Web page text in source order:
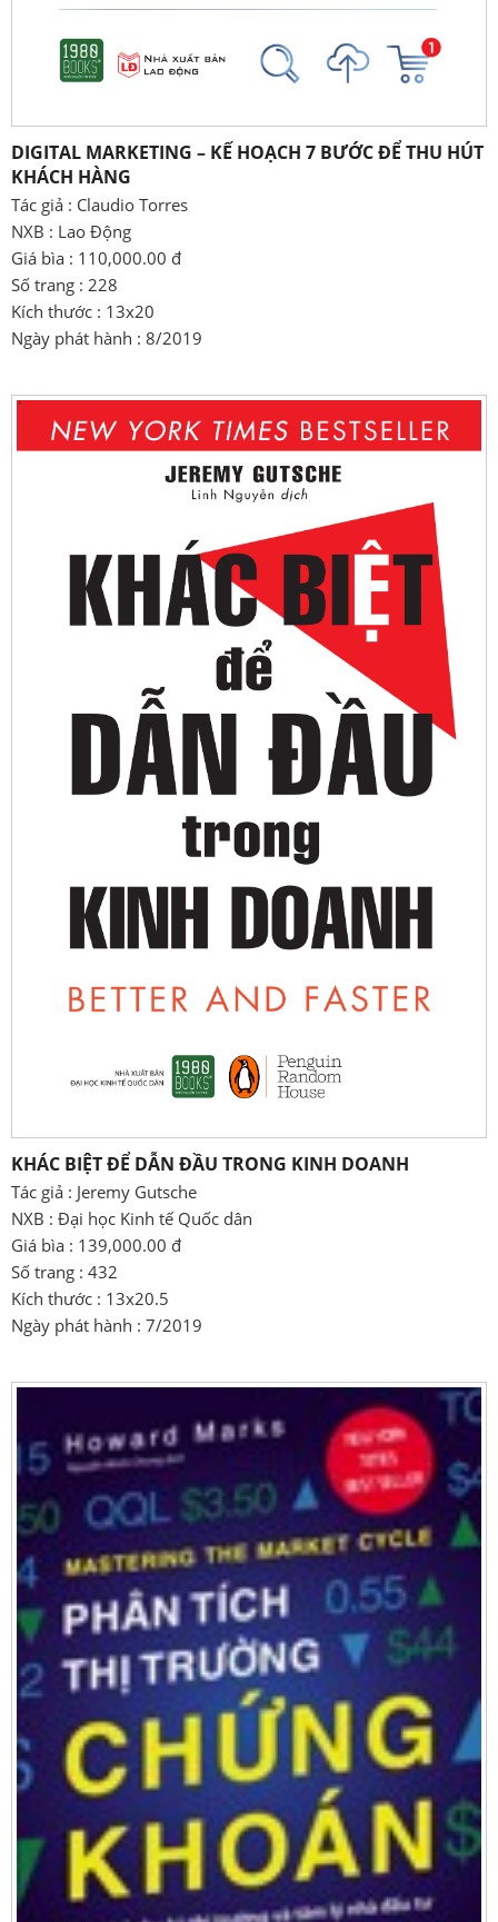
DIGITAL MARKETING – KẾ HOẠCH 7 BƯỚC ĐỂ THU HÚT
KHÁCH HÀNG
Tác giả : Claudio Torres
NXB : Lao Động
Giá bìa : 110,000.00 đ
Số trang : 228
Kích thước : 13x20
Ngày phát hành : 8/2019
KHÁC BIỆT ĐỂ DẪN ĐẦU TRONG KINH DOANH
Tác giả : Jeremy Gutsche
NXB : Đại học Kinh tế Quốc dân
Giá bìa : 139,000.00 đ
Số trang : 432
Kích thước : 13x20.5
Ngày phát hành : 7/2019